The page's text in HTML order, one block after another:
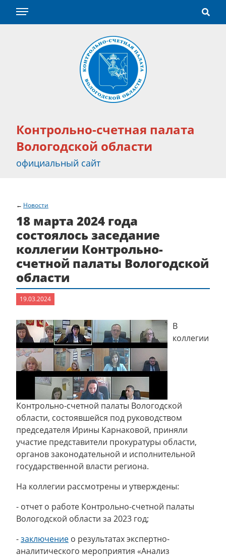
Контрольно-счетная палата
Вологодской области
официальный сайт
Новости
18 марта 2024 года
состоялось заседание
коллегии Контрольно-
счетной палаты Вологодской
области
19.03.2024
В
коллегии
Контрольно-счетной палаты Вологодской
области, состоявшейся под руководством
председателя Ирины Карнаковой, приняли
участие представители прокуратуры области,
органов законодательной и исполнительной
государственной власти региона.
На коллегии рассмотрены и утверждены:
- отчет о работе Контрольно-счетной палаты
Вологодской области за 2023 год;
-заключение о результатах экспертно-
аналитического мероприятия «Анализ